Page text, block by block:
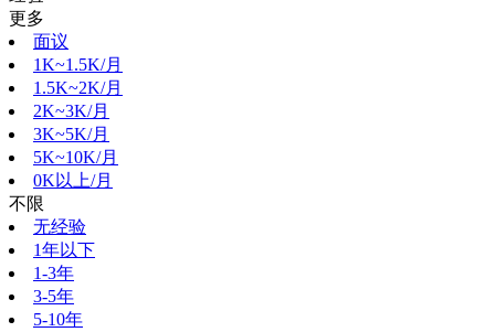
更多
面议
1K~1.5K/月
1.5K~2K/月
2K~3K/月
3K~5K/月
5K~10K/月
0K以上/月
不限
无经验
1年以下
1-3年
3-5年
5-10年